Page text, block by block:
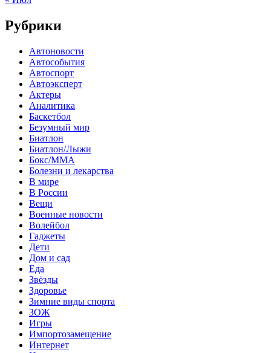
Рубрики
Автоновости
Автособытия
Автоспорт
Автоэксперт
Актеры
Аналитика
Баскетбол
Безумный мир
Биатлон
Биатлон/Лыжи
Бокс/MMA
Болезни и лекарства
В мире
В России
Вещи
Военные новости
Волейбол
Гаджеты
Дети
Дом и сад
Еда
Звёзды
Здоровье
Зимние виды спорта
ЗОЖ
Игры
Импортозамещение
Интернет